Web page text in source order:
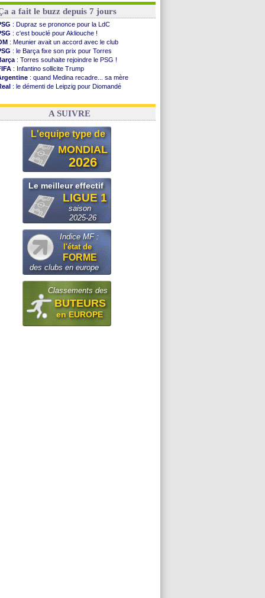
a fait le buzz depuis 7 jours
: Dupraz se prononce pour la LdC
: c'est bouclé pour Akliouche !
: Meunier avait un accord avec le club
: le Barça fixe son prix pour Torres
: Torres souhaite rejoindre le PSG !
: Infantino sollicite Trump
: quand Medina recadre... sa mère
: le démenti de Leipzig pour Diomandé
: le conseiller d'Infantino démissionne !
A SUIVRE
L'equipe type de
MONDIAL
2026
Le meilleur effectif
LIGUE 1
saison
2025-26
Indice MF :
l'état de
FORME
des clubs en europe
Classements des
BUTEURS
en EUROPE